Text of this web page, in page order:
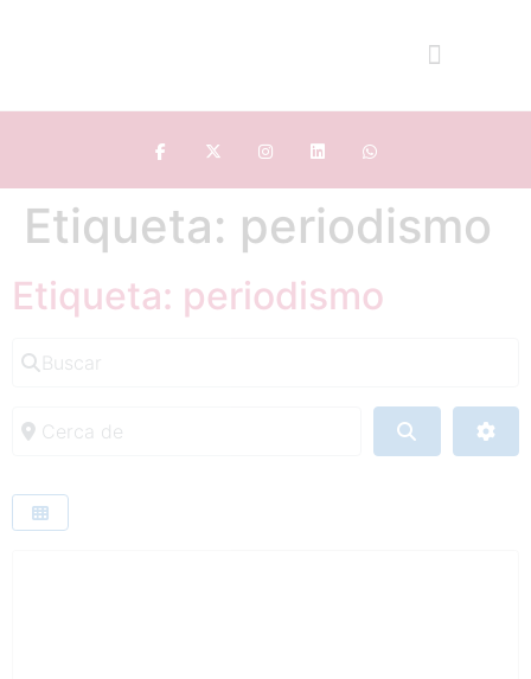
Etiqueta: periodismo
Etiqueta: periodismo